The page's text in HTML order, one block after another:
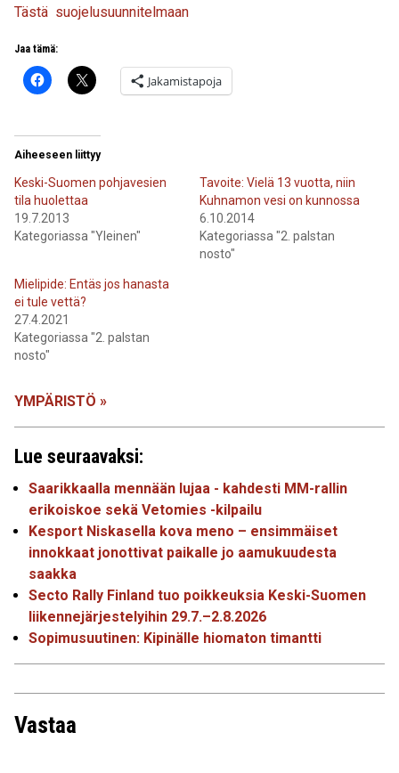
Tästä suojelusuunnitelmaan
Jaa tämä:
Jakamistapoja
Aiheeseen liittyy
Keski-Suomen pohjavesien
tila huolettaa
19.7.2013
Kategoriassa "Yleinen"
Tavoite: Vielä 13 vuotta, niin
Kuhnamon vesi on kunnossa
6.10.2014
Kategoriassa "2. palstan
nosto"
Mielipide: Entäs jos hanasta
ei tule vettä?
27.4.2021
Kategoriassa "2. palstan
nosto"
YMPÄRISTÖ »
Lue seuraavaksi:
Saarikkaalla mennään lujaa - kahdesti MM-rallin
erikoiskoe sekä Vetomies -kilpailu
Kesport Niskasella kova meno – ensimmäiset
innokkaat jonottivat paikalle jo aamukuudesta
saakka
Secto Rally Finland tuo poikkeuksia Keski-Suomen
liikennejärjestelyihin 29.7.–2.8.2026
Sopimusuutinen: Kipinälle hiomaton timantti
Vastaa